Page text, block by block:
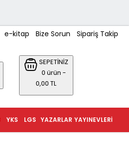
e-kitap Bize Sorun Sipariş Takip
SEPETİNİZ
0 ürün -
0,00 TL
YAYINEVLERI
YAZARLAR
LGS
YKS